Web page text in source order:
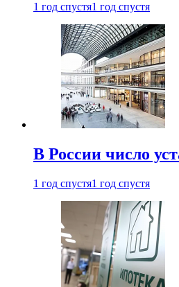
1 год спустя1 год спустя
В России число
1 год спустя1 год спустя